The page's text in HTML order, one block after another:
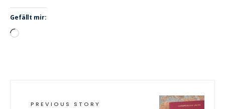
Gefällt mir:
Wird
PREVIOUS STORY